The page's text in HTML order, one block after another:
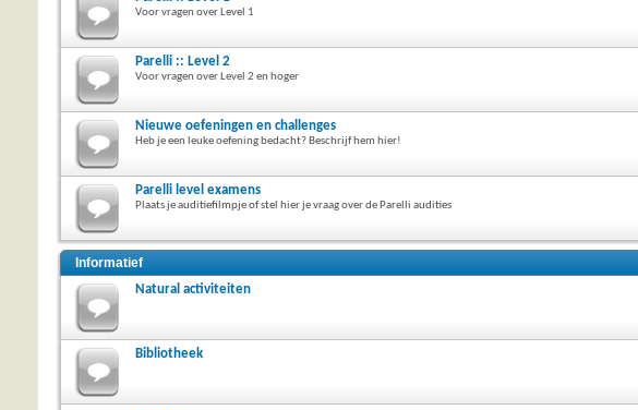
Voor vragen over Level 1
Parelli :: Level 2
Voor vragen over Level 2 en hoger
Nieuwe oefeningen en challenges
Heb je een leuke oefening bedacht? Beschrijf hem hier!
Parelli level examens
Plaats je auditiefilmpje of stel hier je vraag over de Parelli audities
Informatief
Natural activiteiten
Bibliotheek